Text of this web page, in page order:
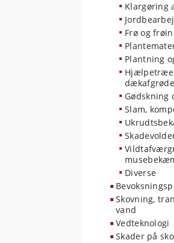
Klargøring
Frø og
Plantning
Gødskning
Slam,
Diverse
Skovning,
vand
Vedteknologi
Skader på